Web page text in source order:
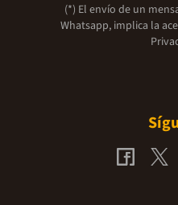
(*) El envío de un
Whatsapp, implica la